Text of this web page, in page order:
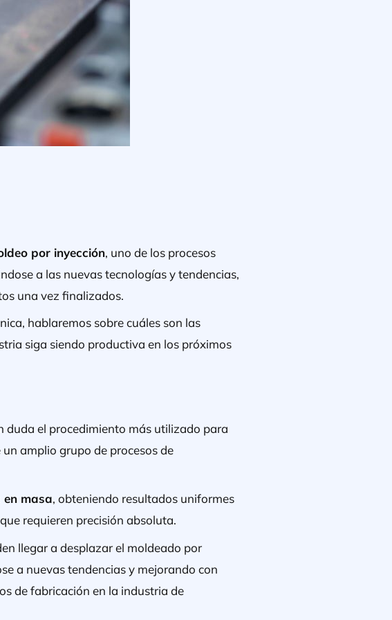
por inyección, uno de los procesos
a las nuevas tecnologías y tendencias,
una vez finalizados.
hablaremos sobre cuáles son las
siga siendo productiva en los próximos
duda el procedimiento más utilizado para
amplio grupo de procesos de
masa, obteniendo resultados uniformes
requieren precisión absoluta.
llegar a desplazar el moldeado por
a nuevas tendencias y mejorando con
de fabricación en la industria de